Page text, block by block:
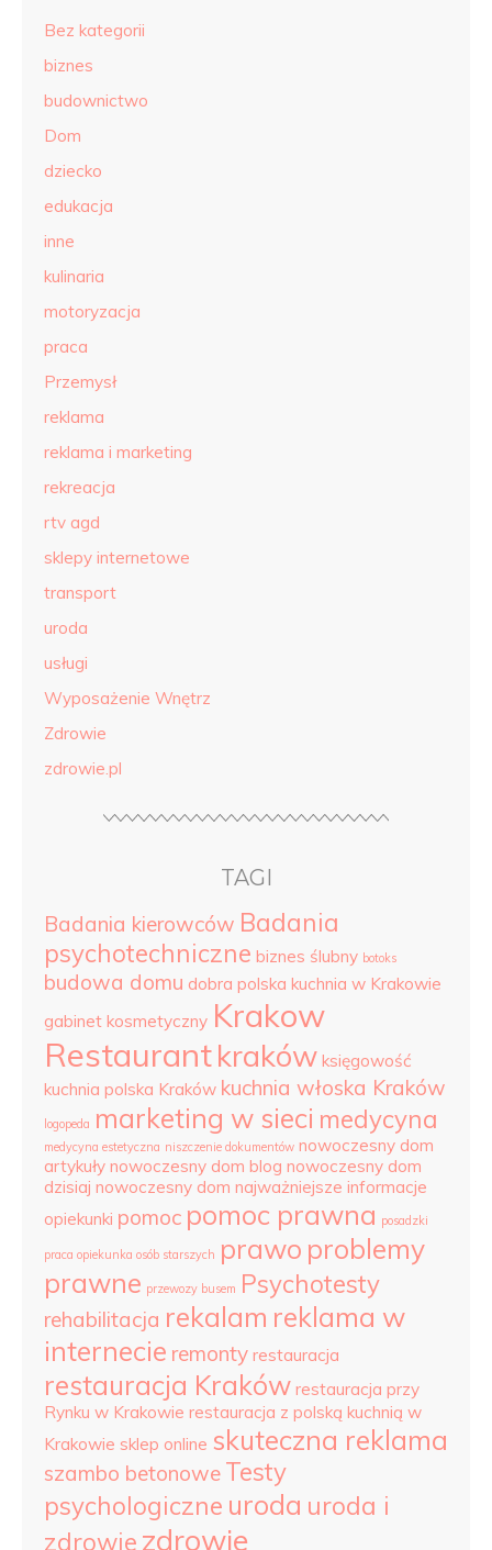
Bez kategorii
biznes
budownictwo
Dom
dziecko
edukacja
inne
kulinaria
motoryzacja
praca
Przemysł
reklama
reklama i marketing
rekreacja
rtv agd
sklepy internetowe
transport
uroda
usługi
Wyposażenie Wnętrz
Zdrowie
zdrowie.pl
TAGI
Badania kierowców Badania
psychotechniczne biznes ślubny botoks
budowa domu dobra polska kuchnia w Krakowie
gabinet kosmetyczny Krakow
Restaurantkraków księgowość
kuchnia polska Kraków kuchnia włoska Kraków
logopeda marketing w sieci medycyna
medycyna estetyczna niszczenie dokumentów nowoczesny dom
artykuły nowoczesny dom blog nowoczesny dom
dzisiaj nowoczesny dom najważniejsze informacje
opiekunki pomoc pomoc prawna posadzki
praca opiekunka osób starszych prawo problemy
prawne przewozy busem Psychotesty
rehabilitacja rekalam reklama w
internecie remonty restauracja
restauracja Kraków restauracja przy
Rynku w Krakowie restauracja z polską kuchnią w
Krakowie sklep online skuteczna reklama
szambo betonowe Testy
psychologiczne uroda uroda i
zdrowie zdrowie